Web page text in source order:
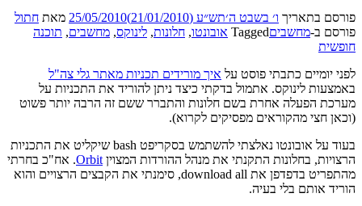
פורסם בתאריך ו׳ בשבט ה׳תש״ע (21/01/2010) 25/05/2010 מאת חתול
פורסם ב-מחשביםTagged אובונטו, חלונות, לינוקס, מחשבים, תוכנה
חופשית
לפני יומיים כתבתי פוסט על איך מורידים תכניות מאתר גלי צה"ל
באמצעות לינוקס. אתמול בדקתי כיצד ניתן להוריד את התכניות על
מערכת הפעלה אחרת בשם חלונות והתברר ששם זה הרבה יותר פשוט
(וכאן חצי מהקוראים מפסיקים לקרוא).
בעוד על אובונטו נאלצתי להשתמש בסקריפט bash שיקליט את התכניות
הרצויות, בחלונות התקנתי את מנהל ההורדות המצוין Orbit. אח"כ בחרתי
מהתפריט בדפדפן את download all, סימנתי את הקבצים הרצויים והוא
הוריד אותם בלי בעיה.